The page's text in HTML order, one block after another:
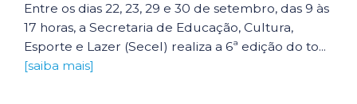
Entre os dias 22, 23, 29 e 30 de setembro, das 9 às
17 horas, a Secretaria de Educação, Cultura,
Esporte e Lazer (Secel) realiza a 6ª edição do to...
[saiba mais]